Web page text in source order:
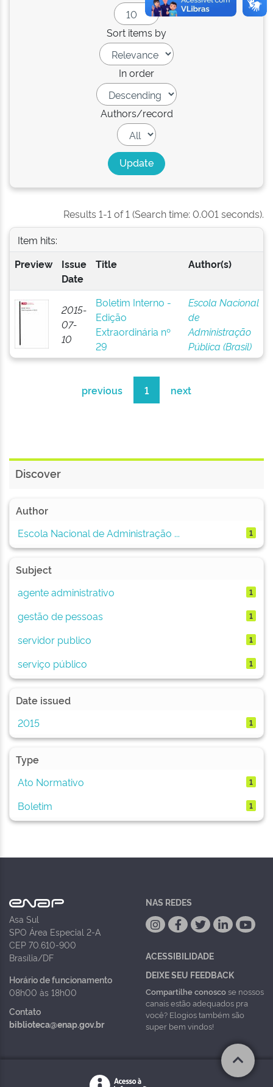
Sort items by
In order
Authors/record
Results 1-1 of 1 (Search time: 0.001 seconds).
Item hits:
Preview
Issue
Date
Title Author(s)
2015-
07-
10
Boletim Interno -
Edição
Extraordinária nº
29
Escola Nacional
de
Administração
Pública (Brasil)
previous 1 next
Discover
Author
Escola Nacional de Administração ...
1
Subject
agente administrativo
1
gestão de pessoas 1
servidor publico 1
serviço público 1
Date issued
2015
1
Type
Ato Normativo
1
Boletim 1
Asa Sul
SPO Área Especial 2-A
CEP 70.610-900
Brasília/DF
Horário de funcionamento
08h00 às 18h00
Contato
biblioteca@enap.gov.br
NAS REDES
ACESSIBILIDADE
DEIXE SEU FEEDBACK
Compartilhe conoscose nossos
canais estão adequados pra
você? Elogios também são
super bem vindos!